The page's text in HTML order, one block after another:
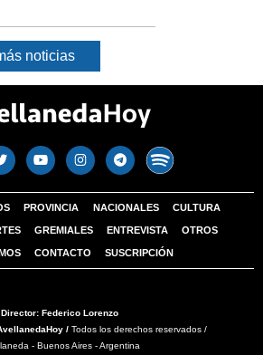
noticias
PROVINCIA NACIONALES CULTURA
GREMIALES ENTREVISTA OTROS
CONTACTO SUSCRIPCIÓN
Director: Federico Lorenzo
/Todos los derechos reservados /
- Buenos Aires - Argentina